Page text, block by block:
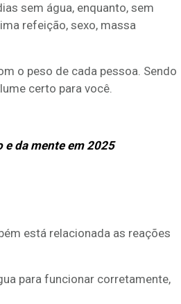
sem água, enquanto, sem
refeição, sexo, massa
o peso de cada pessoa. Sendo
certo para você.
da mente em 2025
está relacionada as reações
para funcionar corretamente,